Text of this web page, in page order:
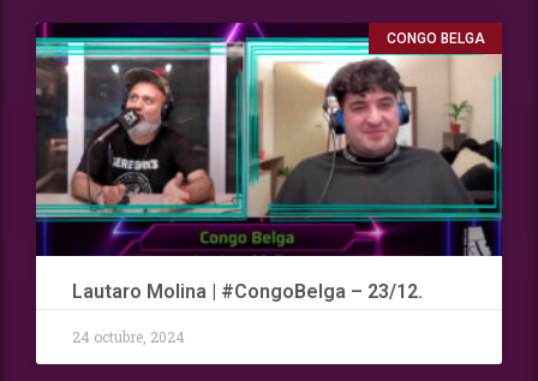
CONGO BELGA
Lautaro Molina | #CongoBelga – 23/12.
24 octubre, 2024